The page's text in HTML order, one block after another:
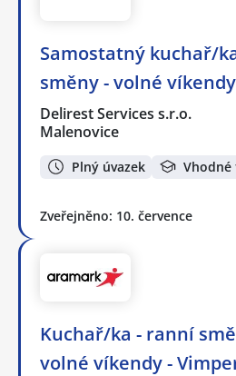
Samostatný kuchař/
směny - volné víkendy
Delirest Services s.r.o.
Malenovice
Plný úvazek
Zveřejněno: 10. července
Kuchař/ka - ranní
volné víkendy -